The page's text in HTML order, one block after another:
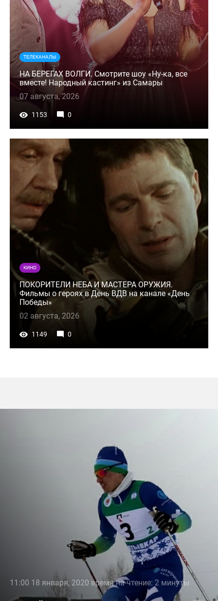
ТЕЛЕКАНАЛЫ
НА БЕРЕГАХ ВОЛГИ. Смотрите шоу «Ну-ка, все
вместе! Народный кастинг» из Самары
07 августа, 2026
1153 0
КИНО
ПОКОРИТЕЛИ НЕБА И МАСТЕРА ОРУЖИЯ.
Фильмы о героях в День ВДВ на канале «День
Победы»
02 августа, 2026
1149 0
11:00 18 января, 2020 время на чтение: 2 минуты